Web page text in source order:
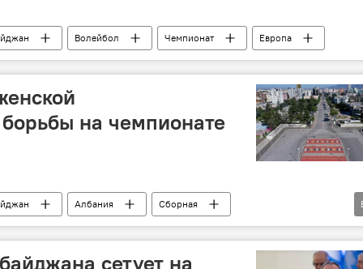
Волейбол Чемпионат Европа
на чемпионате
Албания
Сборная
сетует на